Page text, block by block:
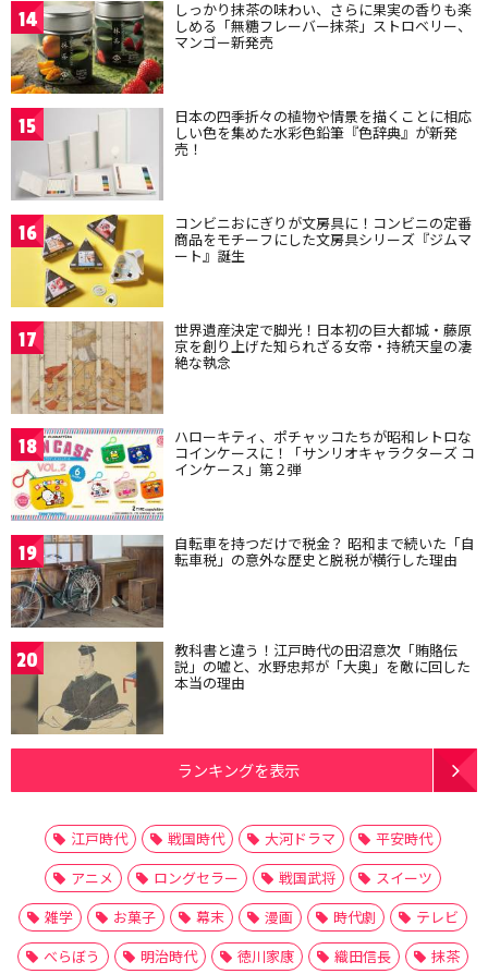
14 しっかり抹茶の味わい、さらに果実の香りも楽
しめる「無糖フレーバー抹茶」ストロベリー、
マンゴー新発売
15 日本の四季折々の植物や情景を描くことに相応
しい色を集めた水彩色鉛筆『色辞典』が新発
売！
16 コンビニおにぎりが文房具に！コンビニの定番
商品をモチーフにした文房具シリーズ『ジムマ
ート』誕生
17 世界遺産決定で脚光！日本初の巨大都城・藤原
京を創り上げた知られざる女帝・持統天皇の凄
絶な執念
18 ハローキティ、ポチャッコたちが昭和レトロな
コインケースに！「サンリオキャラクターズ コ
インケース」第２弾
19 自転車を持つだけで税金？ 昭和まで続いた「自
転車税」の意外な歴史と脱税が横行した理由
20 教科書と違う！江戸時代の田沼意次「賄賂伝
説」の嘘と、水野忠邦が「大奥」を敵に回した
本当の理由
ランキングを表示
江戸時代 戦国時代 大河ドラマ
平安時代
アニメ
ロングセラー 戦国武将
スイーツ
雑学
お菓子 幕末 漫画 時代劇
テレビ
べらぼう
明治時代 徳川家康 織田信長
抹茶